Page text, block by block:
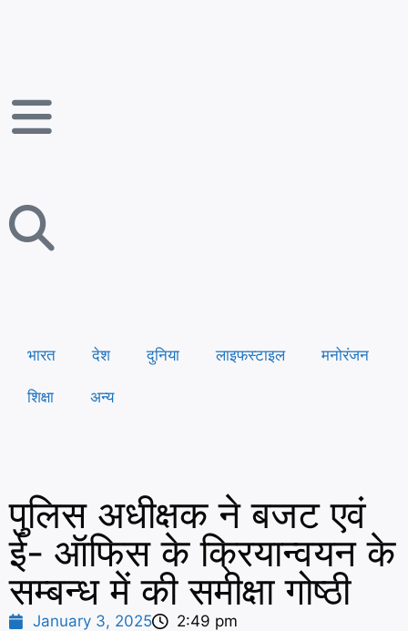
भारत देश दुनिया लाइफस्टाइल मनोरंजन
शिक्षा अन्य
पुलिस अधीक्षक ने बजट एवं
ई- ऑफिस के क्रियान्वयन के
सम्बन्ध में की समीक्षा गोष्ठी
January 3, 2025 2:49 pm